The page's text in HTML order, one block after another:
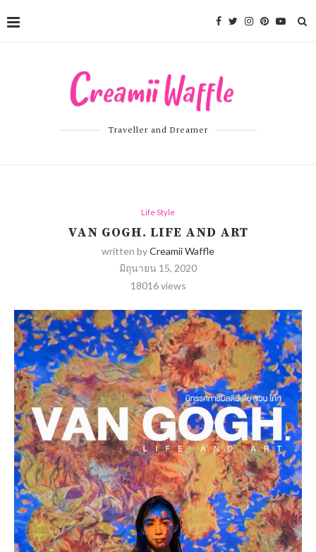
Traveller and Dreamer
Life Style
VAN GOGH. LIFE AND ART
written byCreamii Waffle
มิถุนายน 15, 2020
18016views